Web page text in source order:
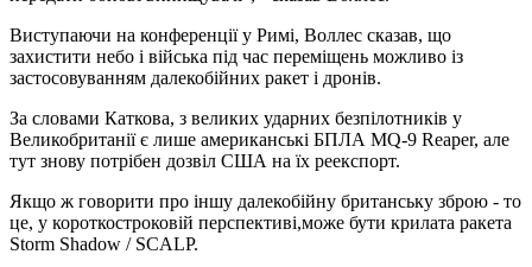
Виступаючи на конференції у Римі, Воллес сказав, що
захистити небо і війська під час переміщень можливо із
застосовуванням далекобійних ракет і дронів.
За словами Каткова, з великих ударних безпілотників у
Великобританії є лише американські БПЛА MQ-9 Reaper, але
тут знову потрібен дозвіл США на їх реекспорт.
Якщо ж говорити про іншу далекобійну британську зброю - то
це, у короткостроковій перспективі,може бути крилата ракета
Storm Shadow / SCALP.